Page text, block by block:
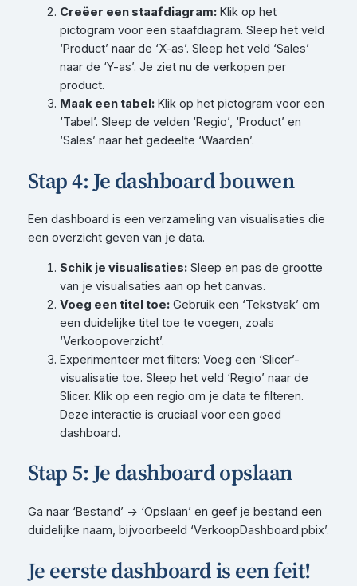
Creëer een staafdiagram:Klik op het
pictogram voor een staafdiagram. Sleep het veld
‘Product’ naar de ‘X-as’. Sleep het veld ‘Sales’
naar de ‘Y-as’. Je ziet nu de verkopen per
product.
Maak een tabel:Klik op het pictogram voor een
‘Tabel’. Sleep de velden ‘Regio’, ‘Product’ en
‘Sales’ naar het gedeelte ‘Waarden’.
Stap 4: Je dashboard bouwen
Een dashboard is een verzameling van visualisaties die
een overzicht geven van je data.
Schik je visualisaties:Sleep en pas de grootte
van je visualisaties aan op het canvas.
Voeg een titel toe:Gebruik een ‘Tekstvak’ om
een duidelijke titel toe te voegen, zoals
‘Verkoopoverzicht’.
Experimenteer met filters: Voeg een ‘Slicer’-
visualisatie toe. Sleep het veld ‘Regio’ naar de
Slicer. Klik op een regio om je data te filteren.
Deze interactie is cruciaal voor een goed
dashboard.
Stap 5: Je dashboard opslaan
Ga naar ‘Bestand’ -> ‘Opslaan’ en geef je bestand een
duidelijke naam, bijvoorbeeld ‘VerkoopDashboard.pbix’.
Je eerste dashboard is een feit!